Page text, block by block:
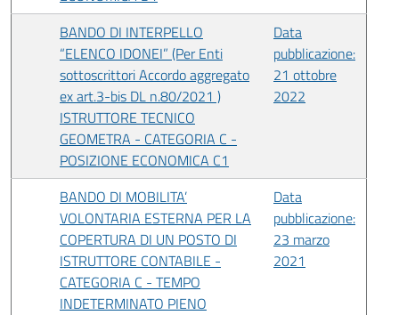
BANDO DI INTERPELLO
“ELENCO IDONEI” (Per Enti
sottoscrittori Accordo aggregato
ex art.3-bis DL n.80/2021 )
ISTRUTTORE TECNICO
GEOMETRA - CATEGORIA C -
POSIZIONE ECONOMICA C1
Data
pubblicazione:
21 ottobre
2022
BANDO DI MOBILITA’
VOLONTARIA ESTERNA PER LA
COPERTURA DI UN POSTO DI
ISTRUTTORE CONTABILE -
CATEGORIA C - TEMPO
INDETERMINATO PIENO
Data
pubblicazione:
23 marzo
2021